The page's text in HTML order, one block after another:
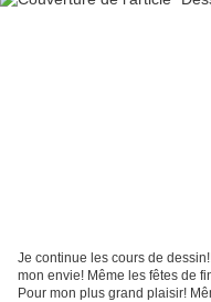
Je continue les cours de
mon envie! Même les fêtes de
Pour mon plus grand plaisir!